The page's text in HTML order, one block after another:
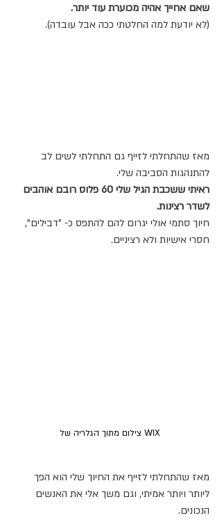
שאם אחייך אהיה מכוערת עוד יותר.
(לא יודעת למה החלטתי ככה אבל עובדה).
מאז שהתחלתי לזייף גם התחלתי לשים לב
להתנהגות הסביבה שלי.
ראיתי ששכבת הגיל שלי 60 פלוס רובם אוהבים
לשדר רצינות.
חיוך סתמי אולי יגרום להם להתפס כ- "דבילים",
חסרי אישיות ולא רציניים.
מאז שהתחלתי לזייף את החיוך שלי הוא הפך
ליותר ויותר אמיתי, וגם משך אלי את האנשים
הנכונים.